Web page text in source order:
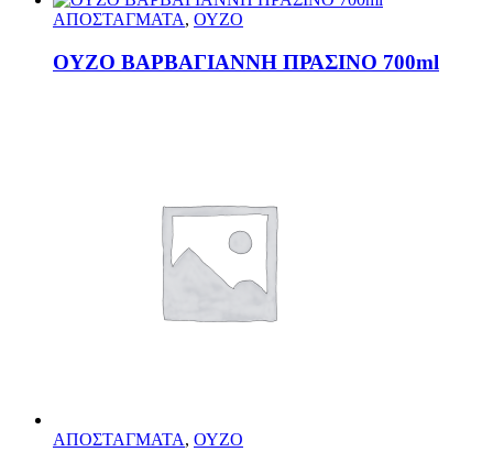
ΑΠΟΣΤΑΓΜΑΤΑ, ΟΥΖΟ
ΟΥΖΟ ΒΑΡΒΑΓΙΑΝΝΗ ΠΡΑΣΙΝΟ 700ml
ΑΠΟΣΤΑΓΜΑΤΑ, ΟΥΖΟ